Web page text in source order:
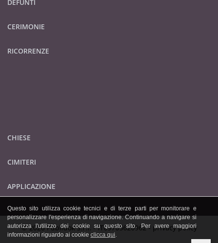
DEFUNTI
CERIMONIE
RICORRENZE
CHIESE
CIMITERI
APPLICAZIONE
© 2026 Publidok S.r.l. - IT09705620962 - privacy policy
Questo sito utilizza cookie tecnici e di terze parti per monitorare e
personalizzare l'esperienza di navigazione. Continuando a navigare si
autorizza l'utilizzo dei cookie su questo sito. Per avere maggiori
informazioni riguardo ai cookie clicca qui.